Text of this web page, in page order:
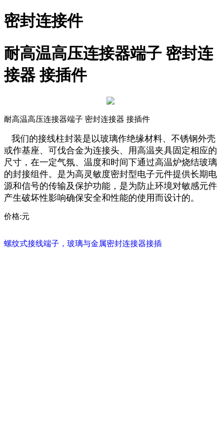
密封连接件
耐高温高压连接器端子 密封连
接器 接插件
耐高温高压连接器端子 密封连接器 接插件
我们的接线柱封装是以玻璃作绝缘材料、不锈钢外壳
或作基座、可伐合金为连接头、用高温夹具固定相应的
尺寸，在一定气氛、温度和时间下通过高温炉烧结玻璃
的封接组件。是为高灵敏度密封型电子元件提供长期电
源和信号的传输及保护功能，是为防止环境对敏感元件
产生破坏性影响确保安全和性能的使用而设计的。
价格:元
螺纹式接线端子，玻璃与金属密封连接器接插